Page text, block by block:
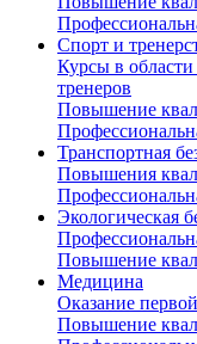
Спорт и
Курсы в
тренеров
Повышение
Транспортная
Повышения
Экологическая
Повышение
Медицина
Оказание
Повышение